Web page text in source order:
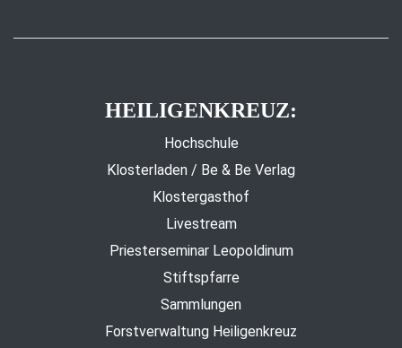
HEILIGENKREUZ:
Hochschule
Klosterladen / Be & Be Verlag
Klostergasthof
Livestream
Priesterseminar Leopoldinum
Stiftspfarre
Sammlungen
Forstverwaltung Heiligenkreuz